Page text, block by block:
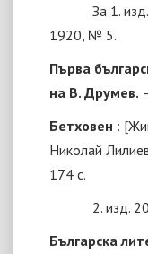
За 1.
1920, № 5.
Първа
на В. Друмев.
Бетховен :
Николай
174 с.
2. изд.
Българска